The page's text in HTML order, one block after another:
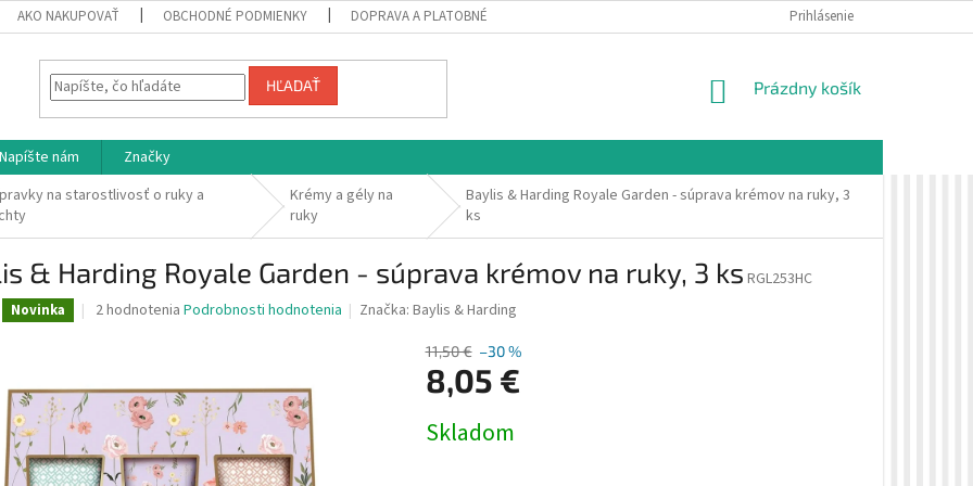
AKO NAKUPOVAŤ OBCHODNÉ PODMIENKY DOPRAVA A PLATOBNÉ PODMIENKY VZORKOVÁ PREDAJŇA
Prihlásenie
HĽADAŤ
NÁKUPNÝ
Prázdny košík
Napíšte nám Značky
na starostlivosť o ruky a
Krémy a gély na
ruky
Baylis & Harding Royale Garden - súprava krémov na ruky, 3
ks
& Harding Royale Garden - súprava krémov na ruky, 3 ks RGL253HC
Novinka
Priemerné
5,0
hviezdičiek.
2 hodnotenia Podrobnosti hodnotenia Značka:Baylis & Harding
11,50 € –30 %
8,05 €
cena:
Skladom